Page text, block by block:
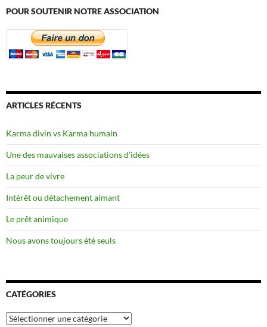
POUR SOUTENIR NOTRE ASSOCIATION
ARTICLES RÉCENTS
Karma divin vs Karma humain
Une des mauvaises associations d’idées
La peur de vivre
Intérêt ou détachement aimant
Le prêt animique
Nous avons toujours été seuls
CATÉGORIES
Catégories